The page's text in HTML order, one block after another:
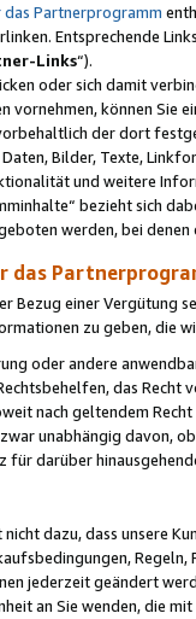
Partnerprogramm
Entsprechende
Links“).
oder sich damit
vornehmen, können Sie
der dort
Bilder, Texte,
und weitere
bezieht sich
werden, bei
das
Bezug einer Vergütung
zu geben, die
oder andere
das
nach geltendem
unabhängig davon,
für darüber
dazu, dass unsere
jederzeit geändert
an Sie wenden, die